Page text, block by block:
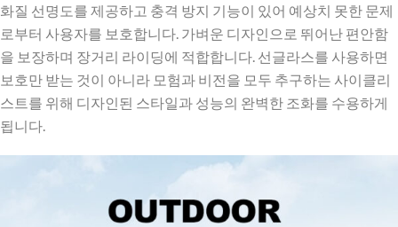
화질 선명도를 제공하고 충격 방지 기능이 있어 예상치 못한 문제
로부터 사용자를 보호합니다. 가벼운 디자인으로 뛰어난 편안함
을 보장하며 장거리 라이딩에 적합합니다. 선글라스를 사용하면
보호만 받는 것이 아니라 모험과 비전을 모두 추구하는 사이클리
스트를 위해 디자인된 스타일과 성능의 완벽한 조화를 수용하게
됩니다.